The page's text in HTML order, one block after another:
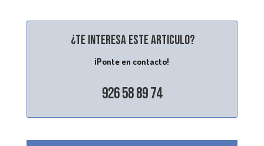
¿Te interesa este articulo?
¡Ponte en contacto!
926 58 89 74